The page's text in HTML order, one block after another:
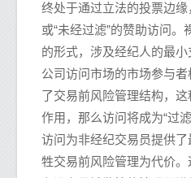
终处于通过立法的投票边缘
或“未经过滤”的赞助访问
的形式，涉及经纪人的最
公司访问市场的市场参与
了交易前风险管理结构，
作用，那么访问将成为“过
访问为非经纪交易员提供
牲交易前风险管理为代价